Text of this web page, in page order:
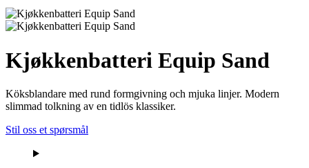
Kjøkkenbatteri Equip Sand
Köksblandare med rund formgivning och mjuka linjer. Modern
slimmad tolkning av en tidlös klassiker.
Stil oss et spørsmål